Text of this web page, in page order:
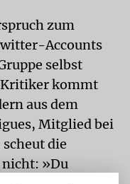
zum
Accounts
selbst
Kritiker kommt
aus dem
Mitglied bei
die
»Du